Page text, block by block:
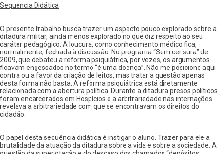
na
(1964
–
1985)
Sequência Didática
O presente trabalho busca trazer um aspecto pouco explorado sobre a
ditadura militar, ainda menos explorado no que diz respeito ao seu
caráter pedagógico. A loucura, como conhecimento médico fica,
normalmente, fechada à discussão. No programa “Sem censura” de
2009, que debateu a reforma psiquiátrica, por vezes, os argumentos
ficavam engessados no termo “é uma doença”. Não me posiciono aqui
contra ou a favor da criação de leitos, mas tratar a questão apenas
desta forma não basta. A reforma psiquiátrica está diretamente
relacionada com a abertura política. Durante a ditadura presos políticos
foram encarcerados em Hospícios e a arbitrariedade nas internações
revelava a arbitrariedade com que se encontravam os direitos do
cidadão.
O papel desta sequência didática é instigar o aluno. Trazer para ele a
brutalidade da atuação da ditadura sobre a vida e sobre a sociedade. A